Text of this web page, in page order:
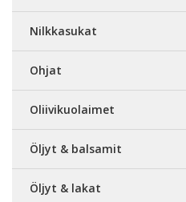
Nilkkasukat
Ohjat
Oliivikuolaimet
Öljyt & balsamit
Öljyt & lakat